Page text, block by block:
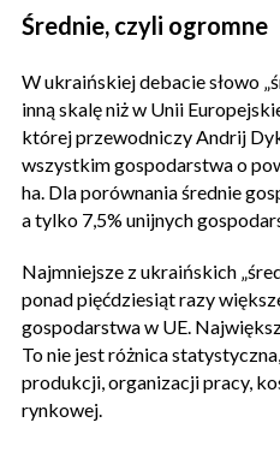
Średnie, czyli ogromne
W ukraińskiej debacie słowo
inną skalę niż w Unii
której przewodniczy Andrij
wszystkim gospodarstwa o
ha. Dla porównania średnie
a tylko 7,5% unijnych
Najmniejsze z ukraińskich
ponad pięćdziesiąt razy
gospodarstwa w UE.
To nie jest różnica
produkcji, organizacji pracy,
rynkowej.